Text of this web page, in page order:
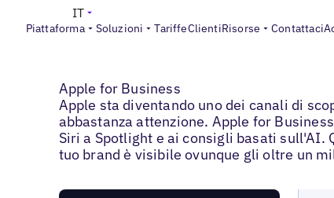
Piattaforma Soluzioni TariffeClientiRisorse Contattaci
IT
Blogs >Apple for Business
Apple for Business
Apple sta diventando uno dei canali di
abbastanza attenzione. Apple for
Siri a Spotlight e ai consigli basati
tuo brand è visibile ovunque gli oltre un